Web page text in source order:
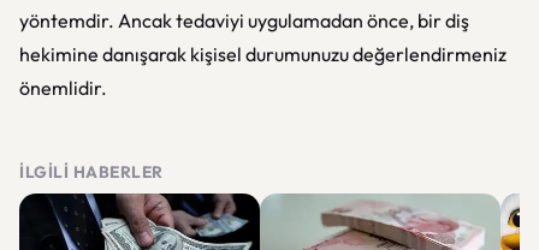
yöntemdir. Ancak tedaviyi uygulamadan önce, bir diş
hekimine danışarak kişisel durumunuzu değerlendirmeniz
önemlidir.
İLGILI HABERLER